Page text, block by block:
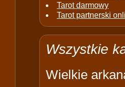
Tarot darmowy
Tarot partnerski
Wszystkie
Wielkie